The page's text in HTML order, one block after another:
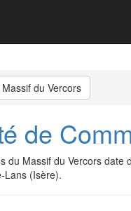
du Vercors
de
du Massif du Vercors
Lans (Isère).